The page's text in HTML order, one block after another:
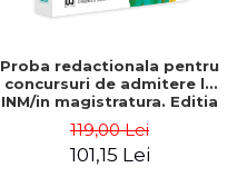
Proba redactionala pentru
concursuri de admitere la
INM/in magistratura. Editia
- Alina Petronela
Mosneagu, Manuela
119,00 Lei
101,15 Lei